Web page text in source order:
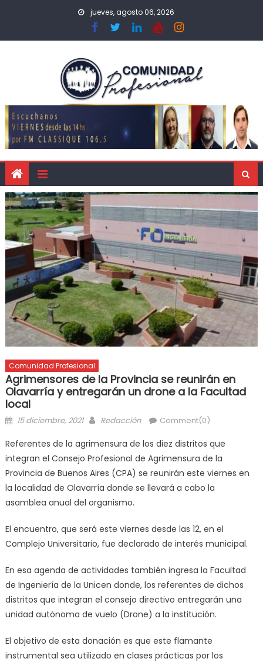
jueves, agosto 06, 2026
Comunidad Profesional
Agrimensores de la Provincia se reunirán en
Olavarría y entregarán un drone a la Facultad
local
15 diciembre, 2021 Redacción Comment(0)
Referentes de la agrimensura de los diez distritos que
integran el Consejo Profesional de Agrimensura de la
Provincia de Buenos Aires (CPA) se reunirán este viernes en
la localidad de Olavarría donde se llevará a cabo la
asamblea anual del organismo.
El encuentro, que será este viernes desde las 12, en el
Complejo Universitario, fue declarado de interés municipal.
En esa agenda de actividades también ingresa la Facultad
de Ingeniería de la Unicen donde, los referentes de dichos
distritos que integran el consejo directivo entregarán una
unidad autónoma de vuelo (Drone) a la institución.
El objetivo de esta donación es que este flamante
instrumental sea utilizado en clases prácticas por los